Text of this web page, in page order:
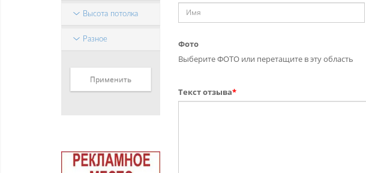
Высота потолка
Разное
Фото
Выберите ФОТО или перетащите в эту область
Текст отзыва*